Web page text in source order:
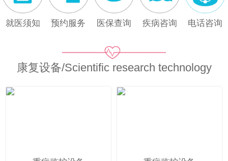
就医须知 预约服务 医保查询 疾病咨询 电话咨询
康复设备/Scientific research technology